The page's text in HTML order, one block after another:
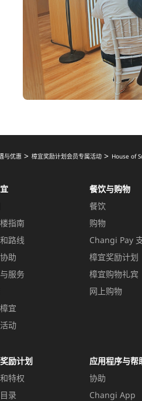
与优惠 樟宜奖励计划会员专属活动 House of
指南
路线
助
服务
宜
动
餐饮与购物
餐饮
购物
Changi Pay
樟宜奖励计划
樟宜购物礼宾
网上购物
励计划
特权
录
应用程序与帮
协助
Changi App